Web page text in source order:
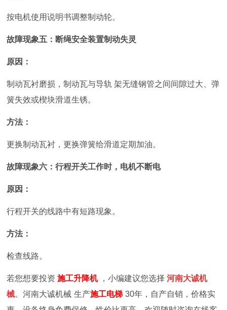
按电机使用说明书调整制动轮。
故障现象五：断绳安全装置制动失灵
原因：
制动瓦衬磨损，制动瓦与导轨 架无缝钢管之间间隙过大、弹
簧失效或楔块滑道生锈。
方法：
更换制动瓦衬，更换弹簧给滑道定期加油。
故障现象六：行程开关工作时，电机不断电
原因：
行程开关的线路中有短路现象。
方法：
检查线路。
若您想要投资 施工升降机 ，小编建议您选择 河南大诚机
械。河南大诚机械 生产施工电梯 30年， 自产自销，价格实